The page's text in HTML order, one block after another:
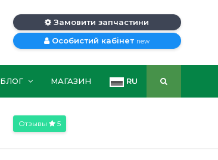
Замовити запчастини
Особистий кабінет new
БЛОГ МАГАЗИН RU
Отзывы 5